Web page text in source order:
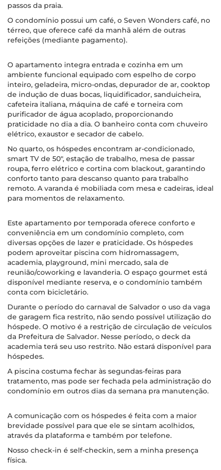
passos da praia.
O condomínio possui um café, o Seven Wonders café, no
térreo, que oferece café da manhã além de outras
refeições (mediante pagamento).
O apartamento integra entrada e cozinha em um
ambiente funcional equipado com espelho de corpo
inteiro, geladeira, micro-ondas, depurador de ar, cooktop
de indução de duas bocas, liquidificador, sanduicheira,
cafeteira italiana, máquina de café e torneira com
purificador de água acoplado, proporcionando
praticidade no dia a dia. O banheiro conta com chuveiro
elétrico, exaustor e secador de cabelo.
No quarto, os hóspedes encontram ar-condicionado,
smart TV de 50", estação de trabalho, mesa de passar
roupa, ferro elétrico e cortina com blackout, garantindo
conforto tanto para descanso quanto para trabalho
remoto. A varanda é mobiliada com mesa e cadeiras, ideal
para momentos de relaxamento.
Este apartamento por temporada oferece conforto e
conveniência em um condomínio completo, com
diversas opções de lazer e praticidade. Os hóspedes
podem aproveitar piscina com hidromassagem,
academia, playground, mini mercado, sala de
reunião/coworking e lavanderia. O espaço gourmet está
disponível mediante reserva, e o condomínio também
conta com bicicletário.
Durante o período do carnaval de Salvador o uso da vaga
de garagem fica restrito, não sendo possível utilização do
hóspede. O motivo é a restrição de circulação de veículos
da Prefeitura de Salvador. Nesse período, o deck da
academia terá seu uso restrito. Não estará disponível para
hóspedes.
A piscina costuma fechar às segundas-feiras para
tratamento, mas pode ser fechada pela administração do
condomínio em outros dias da semana pra manutenção.
A comunicação com os hóspedes é feita com a maior
brevidade possível para que ele se sintam acolhidos,
através da plataforma e também por telefone.
Nosso check-in é self-checkin, sem a minha presença
física.